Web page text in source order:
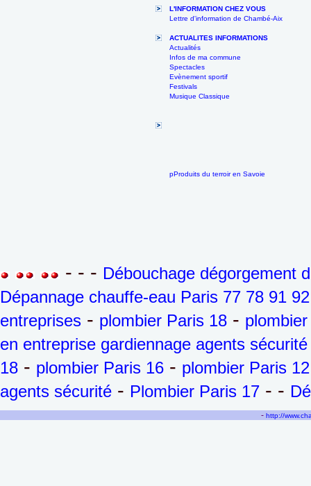
L'INFORMATION CHEZ VOUS
Lettre d'information de Chambé-Aix
ACTUALITES INFORMATIONS
Actualités
Infos de ma commune
Spectacles
Evènement sportif
Festivals
Musique Classique
pProduits du terroir en Savoie
- - - Débouchage dégorgement
Dépannage chauffe-eau Paris 77 78 91
entreprises - plombier Paris 18 -
en entreprise gardiennage agents sécurité
18 - plombier Paris 16 - plombier Paris 12
agents sécurité - Plombier Paris 17 - -
-http://